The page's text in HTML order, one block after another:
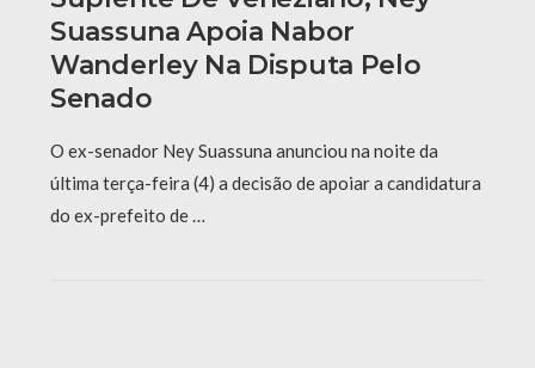
Suassuna Apoia Nabor
Wanderley Na Disputa Pelo
Senado
O ex-senador Ney Suassuna anunciou na noite da
última terça-feira (4) a decisão de apoiar a candidatura
do ex-prefeito de …